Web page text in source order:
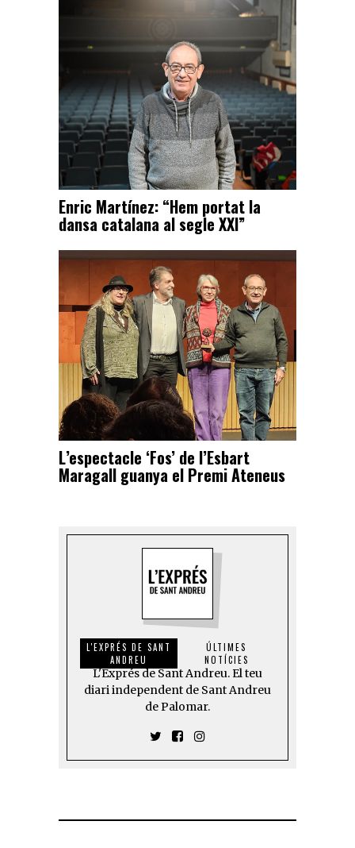
Enric Martínez: “Hem portat la
dansa catalana al segle XXI”
L’espectacle ‘Fos’ de l’Esbart
Maragall guanya el Premi Ateneus
L'EXPRÉS DE SANT
ANDREU
ÚLTIMES
NOTÍCIES
L'Exprés de Sant Andreu. El teu
diari independent de Sant Andreu
de Palomar.